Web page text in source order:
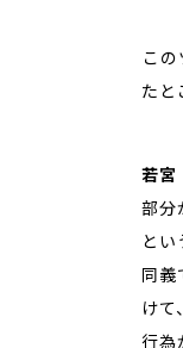
――
たと
若宮
部分
とい
同義
けて
行為